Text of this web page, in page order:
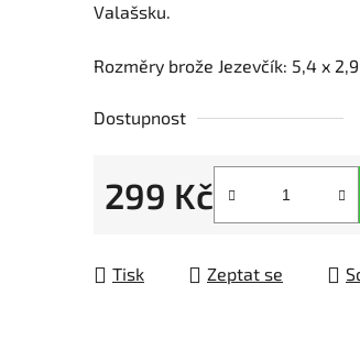
Valašsku.
Rozměry brože Jezevčík: 5,4 x
Dostupnost
299 Kč
Tisk Zeptat se